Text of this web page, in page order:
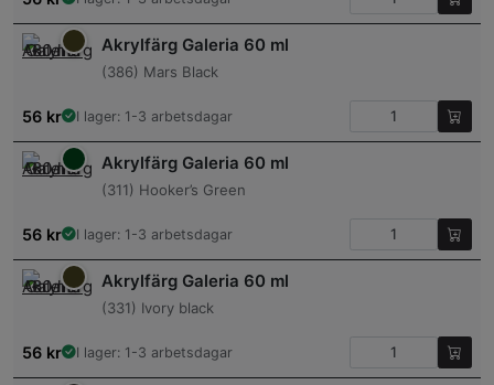
Akrylfärg Galeria 60 ml
(386) Mars Black
56 kr I lager: 1-3 arbetsdagar
Akrylfärg Galeria 60 ml
(311) Hooker’s Green
56 kr I lager: 1-3 arbetsdagar
Akrylfärg Galeria 60 ml
(331) Ivory black
56 kr I lager: 1-3 arbetsdagar